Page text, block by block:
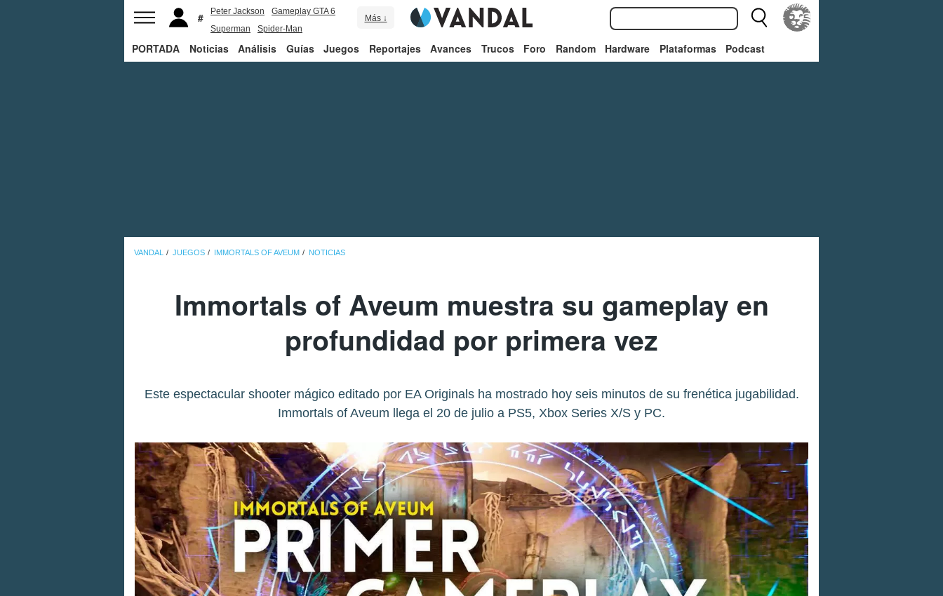
Peter Jackson
Gameplay GTA 6
Superman
Spider-Man
Más ↓
PORTADA Noticias Análisis Guías Juegos Reportajes Avances Trucos Foro Random Hardware Plataformas Podcast
VANDAL JUEGOS IMMORTALS OF AVEUM NOTICIAS
Immortals of Aveum muestra su gameplay en
profundidad por primera vez
Este espectacular shooter mágico editado por EA Originals ha mostrado hoy seis minutos de su frenética jugabilidad.
Immortals of Aveum llega el 20 de julio a PS5, Xbox Series X/S y PC.